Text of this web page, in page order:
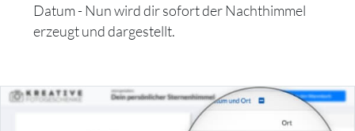
Datum - Nun wird dir sofort der Nachthimmel
erzeugt und dargestellt.